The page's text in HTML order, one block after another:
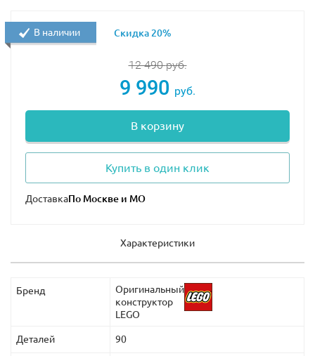
12 490руб.
9 990 руб.
В корзину
Купить в один клик
Доставка
В наличии Скидка 20%
Характеристики
Бренд
Оригинальный
конструктор
LEGO
Деталей 90